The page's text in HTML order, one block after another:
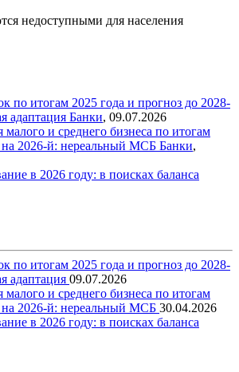
недоступными для населения
по итогам 2025 года и прогноз до 2028-
адаптация Банки, 09.07.2026
и среднего бизнеса по итогам
на 2026-й: нереальный МСБ Банки,
в 2026 году: в поисках баланса
по итогам 2025 года и прогноз до 2028-
адаптация 09.07.2026
и среднего бизнеса по итогам
на 2026-й: нереальный МСБ 30.04.2026
в 2026 году: в поисках баланса